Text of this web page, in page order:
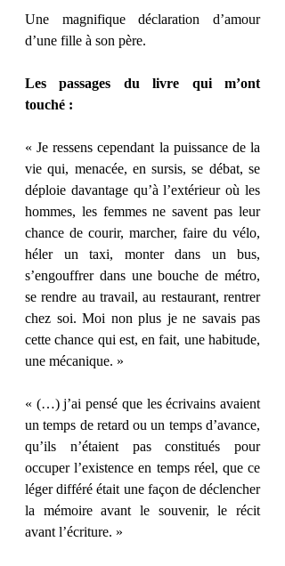
Une magnifique déclaration d’amour
d’une fille à son père.
Les passages du livre qui m’ont
touché :
« Je ressens cependant la puissance de la
vie qui, menacée, en sursis, se débat, se
déploie davantage qu’à l’extérieur où les
hommes, les femmes ne savent pas leur
chance de courir, marcher, faire du vélo,
héler un taxi, monter dans un bus,
s’engouffrer dans une bouche de métro,
se rendre au travail, au restaurant, rentrer
chez soi. Moi non plus je ne savais pas
cette chance qui est, en fait, une habitude,
une mécanique. »
« (…) j’ai pensé que les écrivains avaient
un temps de retard ou un temps d’avance,
qu’ils n’étaient pas constitués pour
occuper l’existence en temps réel, que ce
léger différé était une façon de déclencher
la mémoire avant le souvenir, le récit
avant l’écriture. »